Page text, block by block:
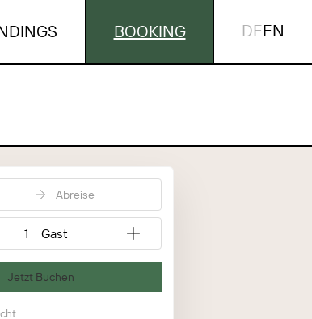
BOOKING DEEN
Abreise
{{NumberOfGuests}} Gast
Jetzt Buchen